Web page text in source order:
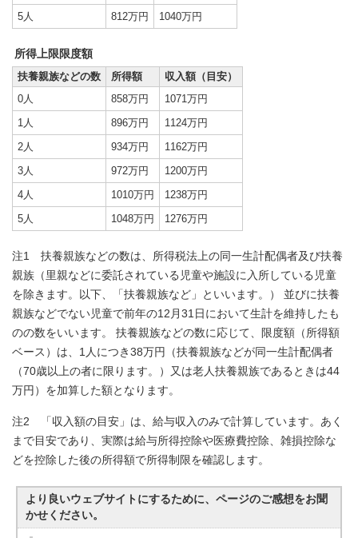
5人 812万円 1040万円
所得上限限度額
扶養親族などの数
所得額
収入額（目安）
0人
858万円
1071万円
1人
896万円
1124万円
2人
934万円
1162万円
3人
972万円
1200万円
4人
1010万円
1238万円
5人
1048万円 1276万円
注1 扶養親族などの数は、所得税法上の同一生計配偶者及び扶養
親族（里親などに委託されている児童や施設に入所している児童
を除きます。以下、「扶養親族など」といいます。） 並びに扶養
親族などでない児童で前年の12月31日において生計を維持したも
のの数をいいます。 扶養親族などの数に応じて、限度額（所得額
ベース）は、1人につき38万円（扶養親族などが同一生計配偶者
（70歳以上の者に限ります。）又は老人扶養親族であるときは44
万円）を加算した額となります。
注2 「収入額の目安」は、給与収入のみで計算しています。あく
まで目安であり、実際は給与所得控除や医療費控除、雑損控除な
どを控除した後の所得額で所得制限を確認します。
より良いウェブサイトにするために、ページのご感想をお聞
かせください。